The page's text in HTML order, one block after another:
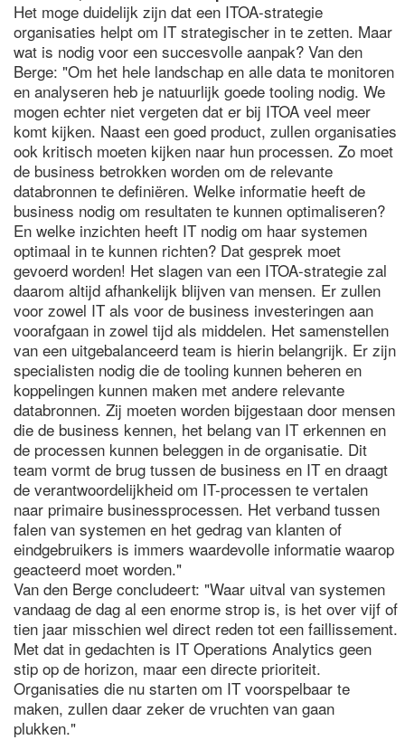
Het moge duidelijk zijn dat een ITOA-strategie
organisaties helpt om IT strategischer in te zetten. Maar
wat is nodig voor een succesvolle aanpak? Van den
Berge: "Om het hele landschap en alle data te monitoren
en analyseren heb je natuurlijk goede tooling nodig. We
mogen echter niet vergeten dat er bij ITOA veel meer
komt kijken. Naast een goed product, zullen organisaties
ook kritisch moeten kijken naar hun processen. Zo moet
de business betrokken worden om de relevante
databronnen te definiëren. Welke informatie heeft de
business nodig om resultaten te kunnen optimaliseren?
En welke inzichten heeft IT nodig om haar systemen
optimaal in te kunnen richten? Dat gesprek moet
gevoerd worden! Het slagen van een ITOA-strategie zal
daarom altijd afhankelijk blijven van mensen. Er zullen
voor zowel IT als voor de business investeringen aan
voorafgaan in zowel tijd als middelen. Het samenstellen
van een uitgebalanceerd team is hierin belangrijk. Er zijn
specialisten nodig die de tooling kunnen beheren en
koppelingen kunnen maken met andere relevante
databronnen. Zij moeten worden bijgestaan door mensen
die de business kennen, het belang van IT erkennen en
de processen kunnen beleggen in de organisatie. Dit
team vormt de brug tussen de business en IT en draagt
de verantwoordelijkheid om IT-processen te vertalen
naar primaire businessprocessen. Het verband tussen
falen van systemen en het gedrag van klanten of
eindgebruikers is immers waardevolle informatie waarop
geacteerd moet worden."
Van den Berge concludeert: "Waar uitval van systemen
vandaag de dag al een enorme strop is, is het over vijf of
tien jaar misschien wel direct reden tot een faillissement.
Met dat in gedachten is IT Operations Analytics geen
stip op de horizon, maar een directe prioriteit.
Organisaties die nu starten om IT voorspelbaar te
maken, zullen daar zeker de vruchten van gaan
plukken."